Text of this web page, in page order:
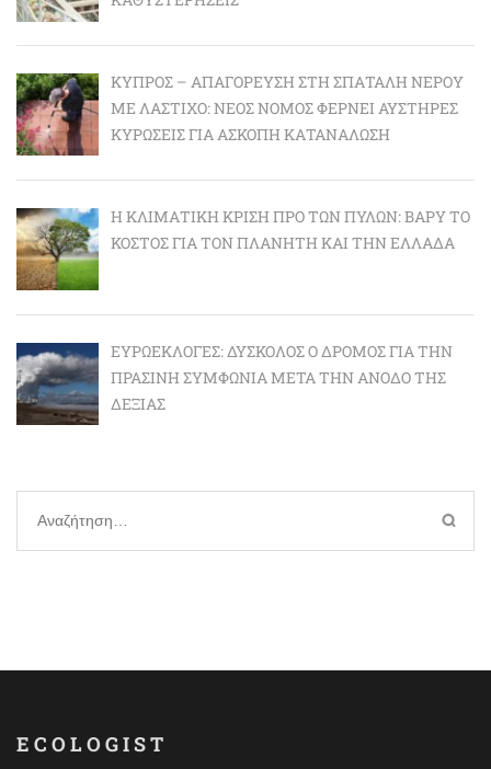
ΚΎΠΡΟΣ – ΑΠΑΓΌΡΕΥΣΗ ΣΤΗ ΣΠΑΤΆΛΗ ΝΕΡΟΎ
ΜΕ ΛΆΣΤΙΧΟ: ΝΈΟΣ ΝΌΜΟΣ ΦΈΡΝΕΙ ΑΥΣΤΗΡΈΣ
ΚΥΡΏΣΕΙΣ ΓΙΑ ΆΣΚΟΠΗ ΚΑΤΑΝΆΛΩΣΗ
Η ΚΛΙΜΑΤΙΚΉ ΚΡΊΣΗ ΠΡΟ ΤΩΝ ΠΥΛΏΝ: BΑΡΎ ΤΟ
ΚΌΣΤΟΣ ΓΙΑ ΤΟΝ ΠΛΑΝΉΤΗ ΚΑΙ ΤΗΝ ΕΛΛΆΔΑ
ΕΥΡΩΕΚΛΟΓΈΣ: ΔΎΣΚΟΛΟΣ Ο ΔΡΌΜΟΣ ΓΙΑ ΤΗΝ
ΠΡΆΣΙΝΗ ΣΥΜΦΩΝΊΑ ΜΕΤΆ ΤΗΝ ΆΝΟΔΟ ΤΗΣ
ΔΕΞΙΆΣ
Αναζήτηση
για:
ECOLOGIST